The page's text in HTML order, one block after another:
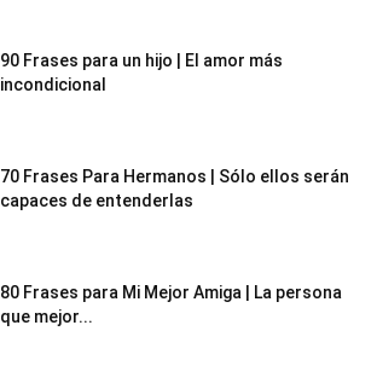
90 Frases para un hijo | El amor más
incondicional
70 Frases Para Hermanos | Sólo ellos serán
capaces de entenderlas
80 Frases para Mi Mejor Amiga | La persona
que mejor...